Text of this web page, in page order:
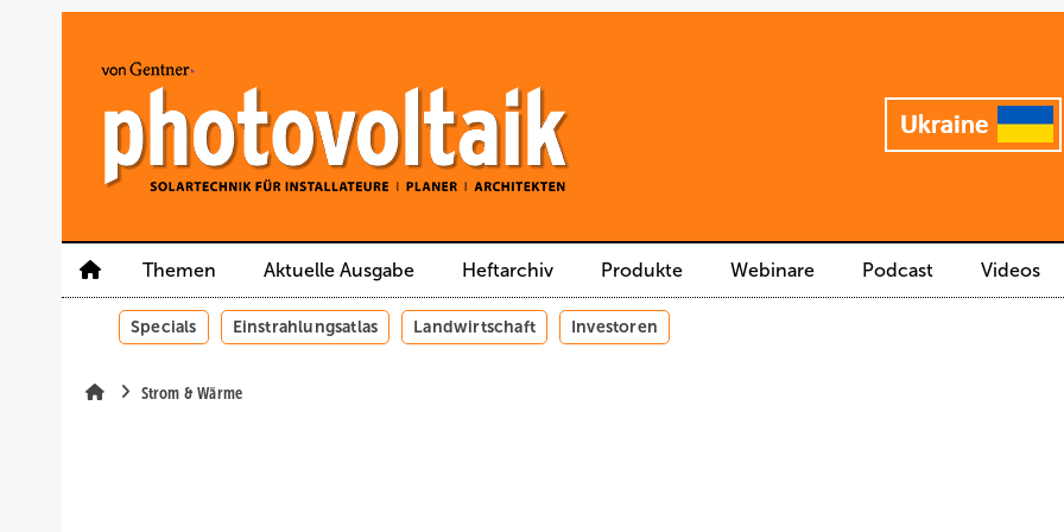
Themen Aktuelle Ausgabe Heftarchiv Produkte Webinare Podcast Videos
Specials Einstrahlungsatlas Landwirtschaft Investoren
Strom & Wärme